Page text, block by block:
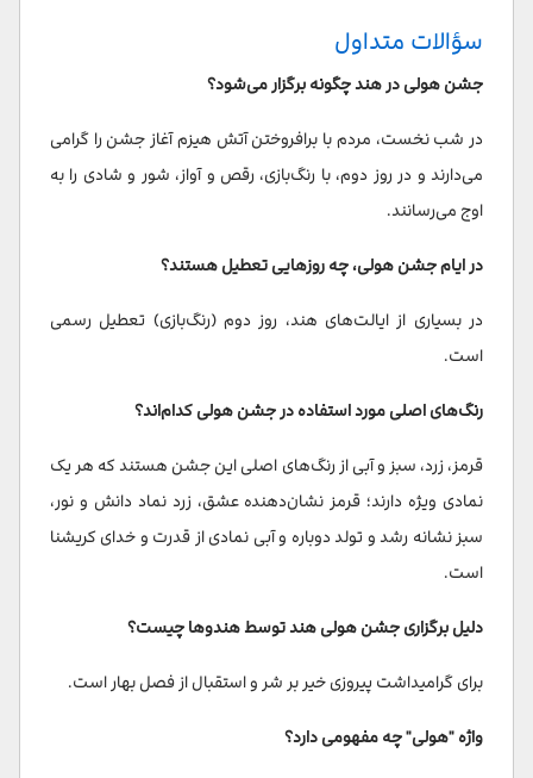
سؤالات متداول
جشن هولی در هند چگونه برگزار می‌شود؟
در شب نخست، مردم با برافروختن آتش هیزم آغاز جشن را گرامی
می‌دارند و در روز دوم، با رنگ‌بازی، رقص و آواز، شور و شادی را به
اوج می‌رسانند.
در ایام جشن هولی، چه روزهایی تعطیل هستند؟
در بسیاری از ایالت‌های هند، روز دوم (رنگ‌بازی) تعطیل رسمی
است.
رنگ‌های اصلی مورد استفاده در جشن هولی کدام‌اند؟
قرمز، زرد، سبز و آبی از رنگ‌های اصلی این جشن هستند که هر یک
نمادی ویژه دارند؛ قرمز نشان‌دهنده عشق، زرد نماد دانش و نور،
سبز نشانه رشد و تولد دوباره و آبی نمادی از قدرت و خدای کریشنا
است.
دلیل برگزاری جشن هولی هند توسط هندوها چیست؟
برای گرامیداشت پیروزی خیر بر شر و استقبال از فصل بهار است.
واژه "هولی" چه مفهومی دارد؟